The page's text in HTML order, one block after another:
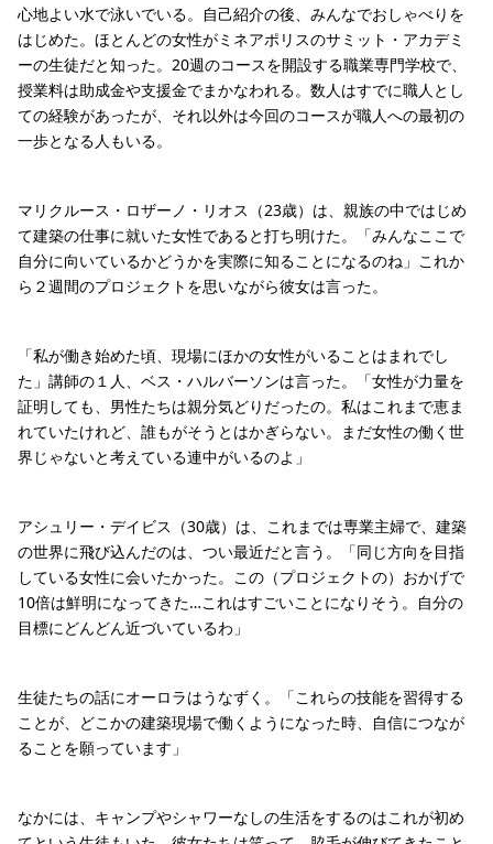
心地よい水で泳いでいる。自己紹介の後、みんなでおしゃべりを
はじめた。ほとんどの女性がミネアポリスのサミット・アカデミ
ーの生徒だと知った。20週のコースを開設する職業専門学校で、
授業料は助成金や支援金でまかなわれる。数人はすでに職人とし
ての経験があったが、それ以外は今回のコースが職人への最初の
一歩となる人もいる。
マリクルース・ロザーノ・リオス（23歳）は、親族の中ではじめ
て建築の仕事に就いた女性であると打ち明けた。「みんなここで
自分に向いているかどうかを実際に知ることになるのね」これか
ら２週間のプロジェクトを思いながら彼女は言った。
「私が働き始めた頃、現場にほかの女性がいることはまれでし
た」講師の１人、ベス・ハルバーソンは言った。「女性が力量を
証明しても、男性たちは親分気どりだったの。私はこれまで恵ま
れていたけれど、誰もがそうとはかぎらない。まだ女性の働く世
界じゃないと考えている連中がいるのよ」
アシュリー・デイビス（30歳）は、これまでは専業主婦で、建築
の世界に飛び込んだのは、つい最近だと言う。「同じ方向を目指
している女性に会いたかった。この（プロジェクトの）おかげで
10倍は鮮明になってきた…これはすごいことになりそう。自分の
目標にどんどん近づいているわ」
生徒たちの話にオーロラはうなずく。「これらの技能を習得する
ことが、どこかの建築現場で働くようになった時、自信につなが
ることを願っています」
なかには、キャンプやシャワーなしの生活をするのはこれが初め